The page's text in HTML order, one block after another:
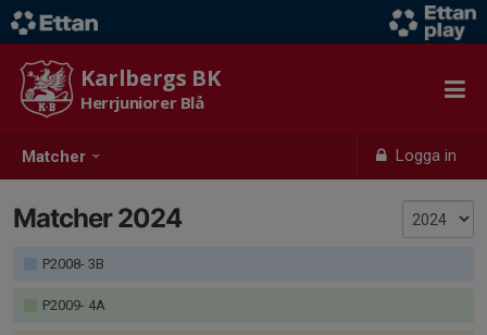
Matcher Logga in
Karlbergs BK
Herrjuniorer Blå
Matcher 2024
P2008- 3B
P2009- 4A